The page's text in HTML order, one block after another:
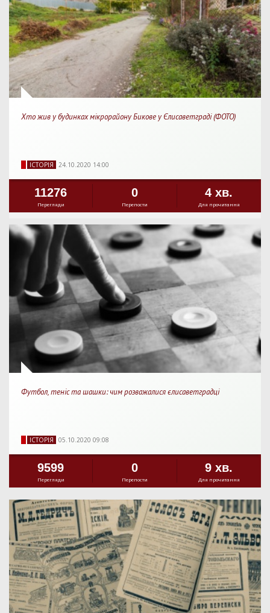
Хто жив у будинках мікрорайону Бикове у Єлисаветграді (ФОТО)
IСТОРIЯ 24.10.2020 14:00
11276
Перегляди
0
Перепости
4 хв.
Для прочитання
Футбол, теніс та шашки: чим розважалися єлисаветградці
IСТОРIЯ 05.10.2020 09:08
9599
Перегляди
0
Перепости
9 хв.
Для прочитання